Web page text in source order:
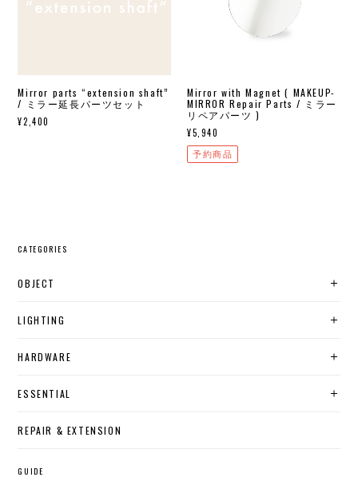
Mirror parts “extension shaft”
/ ミラー延長パーツセット
¥2,400
Mirror with Magnet ( MAKEUP-
MIRROR Repair Parts / ミラー
リペアパーツ )
¥5,940
予約商品
CATEGORIES
OBJECT
LIGHTING
HARDWARE
ESSENTIAL
REPAIR & EXTENSION
GUIDE